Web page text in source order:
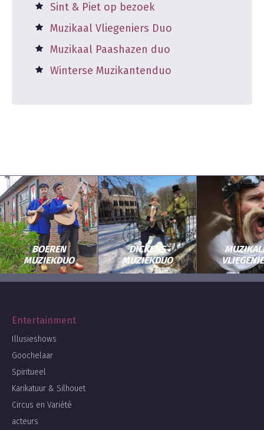
Sint & Piet op bezoek
Muzikaal Vliegeniers Duo
Muzikaal Paashazen duo
Winterse Muzikantenduo
BOEREN
MUZIEKDUO
DICKENS
MUZIEKDUO
Entertainment
Illusieshows
Goochelaar
Spiritueel
Karikatuur & Silhouet
Circus en Variété
acteurs